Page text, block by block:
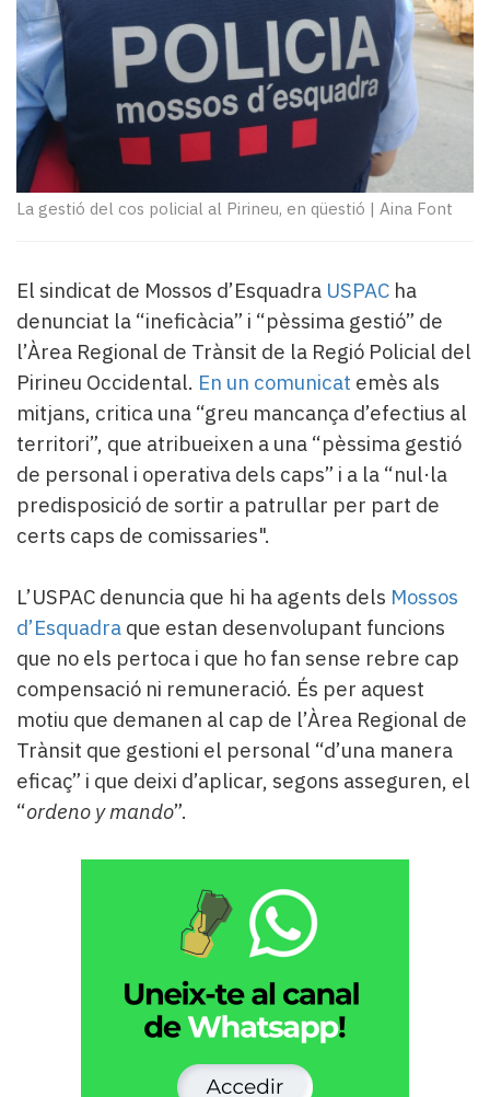
Enquestes
A
escena!
Dis
la
teva!
Subscriptors
La
newsletter
Contingut
patrocinat
Lo
més
llegit...
Editorial
La gestió del cos policial al Pirineu, en qüestió | Aina Font
El sindicat de Mossos d’Esquadra USPAC ha
denunciat la “ineficàcia” i “pèssima gestió” de
l’Àrea Regional de Trànsit de la Regió Policial del
Pirineu Occidental. En un comunicat emès als
mitjans, critica una “greu mancança d’efectius al
territori”, que atribueixen a una “pèssima gestió
de personal i operativa dels caps” i a la “nul·la
predisposició de sortir a patrullar per part de
certs caps de comissaries".
L’USPAC denuncia que hi ha agents dels Mossos
d’Esquadra que estan desenvolupant funcions
que no els pertoca i que ho fan sense rebre cap
compensació ni remuneració. És per aquest
motiu que demanen al cap de l’Àrea Regional de
Trànsit que gestioni el personal “d’una manera
eficaç” i que deixi d’aplicar, segons asseguren, el
“ordeno y mando”.